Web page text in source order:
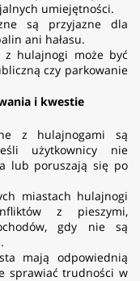
umiejętności.
są przyjazne dla
ani hałasu.
z hulajnogi może być
czy parkowanie
i kwestie
z hulajnogami są
użytkownicy nie
lub poruszają się po
miastach hulajnogi
z pieszymi,
gdy nie są
mają odpowiednią
sprawiać trudności w